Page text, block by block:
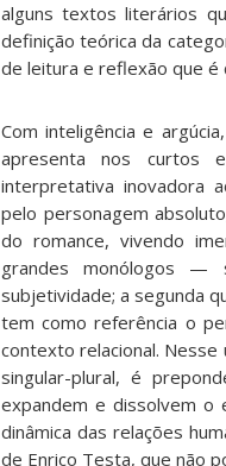
alguns textos literários
definição teórica da
de leitura e reflexão que é
Com inteligência e
apresenta nos curtos
interpretativa inovadora
pelo personagem
do romance, vivendo
grandes monólogos —
subjetividade; a segunda
tem como referência o
contexto relacional.
singular-plural, é
expandem e dissolvem o
dinâmica das relações
de Enrico Testa, que não